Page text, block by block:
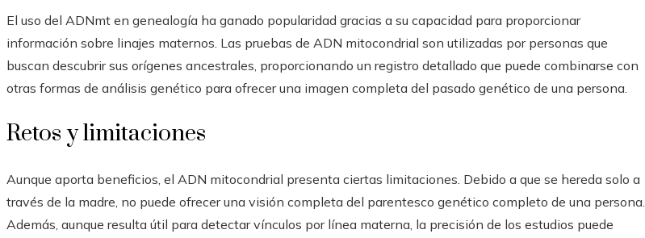
El uso del ADNmt en genealogía ha ganado popularidad gracias a su capacidad para proporcionar
información sobre linajes maternos. Las pruebas de ADN mitocondrial son utilizadas por personas que
buscan descubrir sus orígenes ancestrales, proporcionando un registro detallado que puede combinarse con
otras formas de análisis genético para ofrecer una imagen completa del pasado genético de una persona.
Retos y limitaciones
Aunque aporta beneficios, el ADN mitocondrial presenta ciertas limitaciones. Debido a que se hereda solo a
través de la madre, no puede ofrecer una visión completa del parentesco genético completo de una persona.
Además, aunque resulta útil para detectar vínculos por línea materna, la precisión de los estudios puede